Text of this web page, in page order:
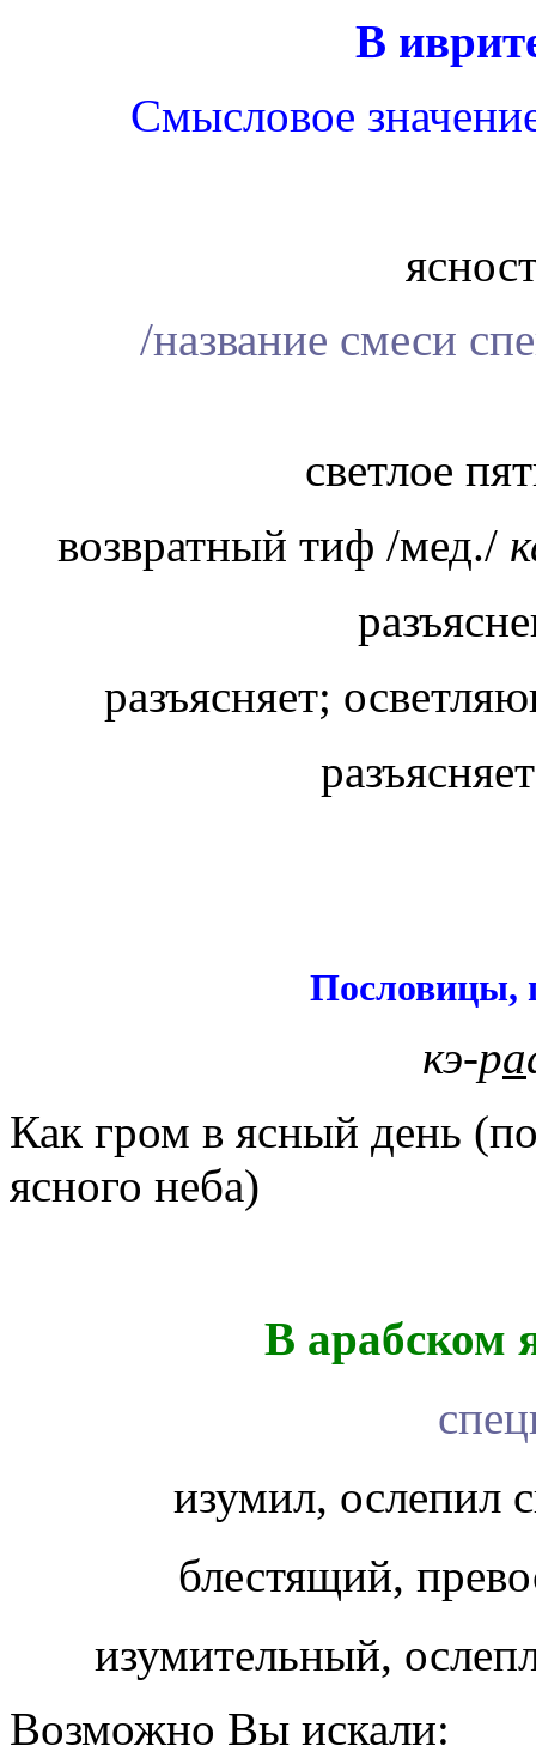
В
Смысловое
/название смеси
светлое
возвратный тиф /мед./
разъясняет;
Пословицы,
кэ-ра
Как гром в ясный день
ясного неба)
В арабском
изумил, ослепил
блестящий,
изумительный,
Возможно Вы искали: